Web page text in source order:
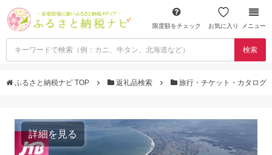
限度額をチェック お気に入り メニュー
検索
ふるさと納税ナビ TOP 返礼品検索 旅行・チケット・カタログ
詳細を見る